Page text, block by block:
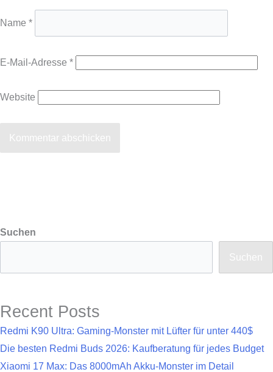
Name *
E-Mail-Adresse *
Website
Suchen
Suchen
Recent Posts
Redmi K90 Ultra: Gaming-Monster mit Lüfter für unter 440$
Die besten Redmi Buds 2026: Kaufberatung für jedes Budget
Xiaomi 17 Max: Das 8000mAh Akku-Monster im Detail